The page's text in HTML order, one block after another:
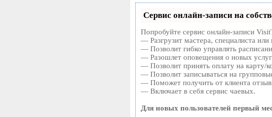
Сервис онлайн-записи на
Попробуйте сервис онлайн-записи
— Разгрузит мастера, специалиста
— Позволит гибко управлять
— Разошлет оповещения о новых
— Позволит принять оплату на карту/
— Позволит записываться на
— Поможет получить от клиента
— Включает в себя сервис чаевых.
Для новых пользователей первый